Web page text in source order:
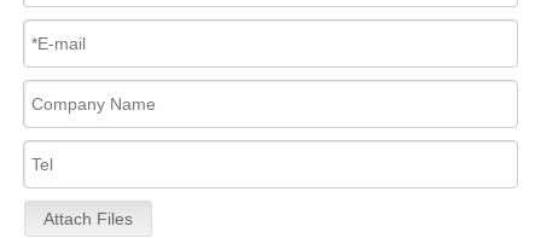
Attach Files